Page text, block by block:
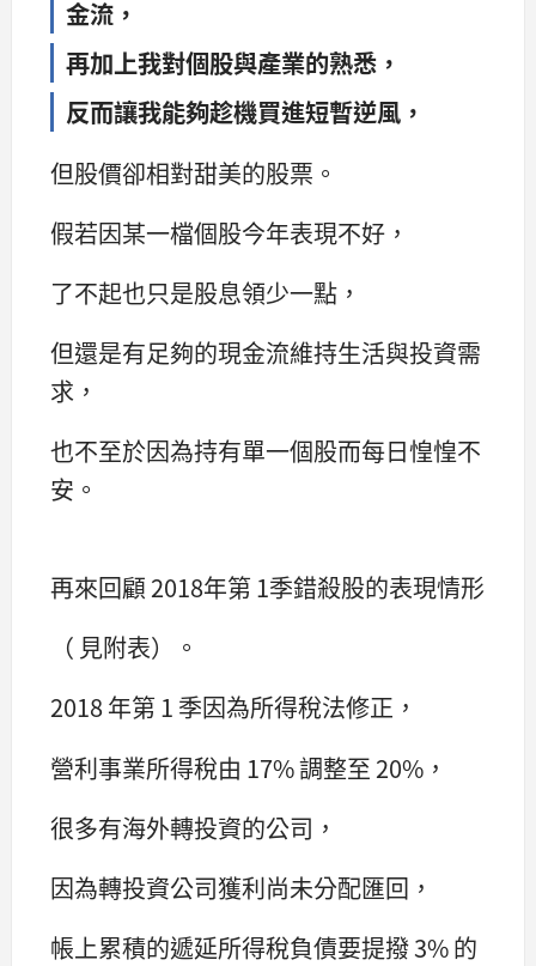
金流，
再加上我對個股與產業的熟悉，
反而讓我能夠趁機買進短暫逆風，
但股價卻相對甜美的股票。
假若因某一檔個股今年表現不好，
了不起也只是股息領少一點，
但還是有足夠的現金流維持生活與投資需
求，
也不至於因為持有單一個股而每日惶惶不
安。
再來回顧 2018年第 1季錯殺股的表現情形
（ 見附表）。
2018 年第 1 季因為所得稅法修正，
營利事業所得稅由 17% 調整至 20%，
很多有海外轉投資的公司，
因為轉投資公司獲利尚未分配匯回，
帳上累積的遞延所得稅負債要提撥 3% 的